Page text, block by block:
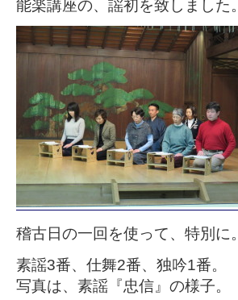
能楽講座の、謡初を致しました。
稽古日の一回を使って、特別に。
素謡3番、仕舞2番、独吟1番。
写真は、素謡『忠信』の様子。